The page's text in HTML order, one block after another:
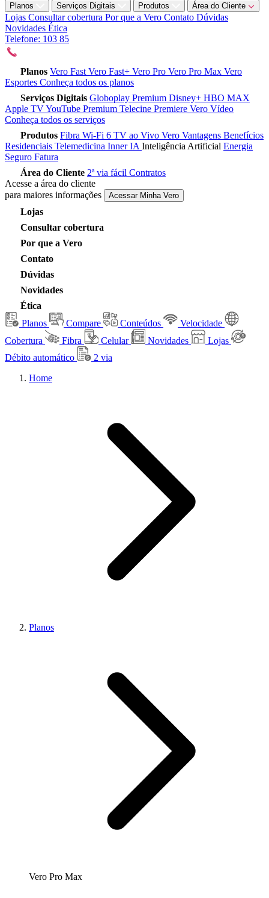
Planos Serviços Digitais Produtos Área do Cliente
Lojas Consultar cobertura Por que a Vero Contato Dúvidas
Novidades Ética
Telefone: 103 85
Planos Vero Fast Vero Fast+ Vero Pro Vero Pro Max Vero
Esportes Conheça todos os planos
Serviços Digitais Globoplay Premium Disney+ HBO MAX
Apple TVYouTube Premium Telecine Premiere Vero Vídeo
Conheça todos os serviços
Produtos Fibra Wi-Fi 6 TV ao Vivo Vero Vantagens Benefícios
Residenciais Telemedicina Inner IA Inteligência Artificial Energia
Seguro Fatura
Área do Cliente 2ª via fácil Contratos
Acesse a área do cliente
para maiores informações
Acessar Minha Vero
Lojas
Consultar cobertura
Por que a Vero
Contato
Dúvidas
Novidades
Ética
Planos
Compare Conteúdos
Velocidade
Cobertura
Fibra Celular Novidades
Lojas
Débito automático
2 via
Home
Planos
Vero Pro Max